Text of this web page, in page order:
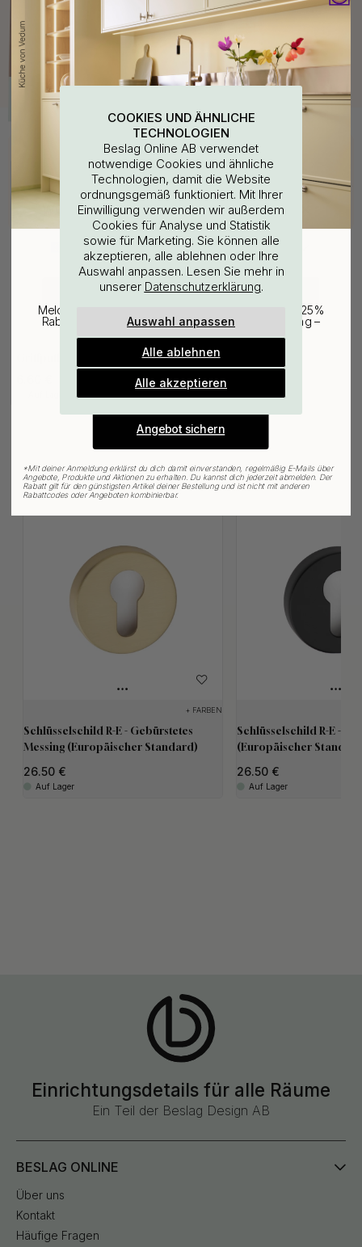
Kaufen Sie zusammen mit
22
Griffpuffer - Schwarz 3 Stk.
Verwandte Produkte
+ FARBEN
Schlüsselschild R-E - Gebürstetes
Messing (Europäischer Standard)
26.50
Auf Lager
Schlüsselschild R-E -
(Europäischer
26.50
Auf Lager
Einrichtungsdetails für alle Räume
Ein Teil der Beslag Design AB
BESLAG ONLINE
Über uns
Kontakt
Häufige Fragen
COOKIES UND ÄHNLICHE
TECHNOLOGIEN
Beslag Online AB verwendet
notwendige Cookies und ähnliche
Technologien, damit die Website
ordnungsgemäß funktioniert. Mit Ihrer
Einwilligung verwenden wir außerdem
Cookies für Analyse und Statistik
sowie für Marketing. Sie können alle
akzeptieren, alle ablehnen oder Ihre
Auswahl anpassen. Lesen Sie mehr in
unserer Datenschutzerklärung.
Auswahl anpassen
Alle ablehnen
Alle akzeptieren
WOULD YOU RATHER VISIT?
EU
CHANGE COUNTRY
25% Rabatt auf deinen
günstigsten Artikel
Melde dich für unseren Newsletter an und erhalte 25%
Rabatt auf den günstigsten Artikel deiner Bestellung –
plus Inspiration und exklusive Angebote.
Gültig bis zum 31. August
Angebot sichern
*Mit deiner Anmeldung erklärst du dich damit einverstanden, regelmäßig E-Mails über
Angebote, Produkte und Aktionen zu erhalten. Du kannst dich jederzeit abmelden. Der
Rabatt gilt für den günstigsten Artikel deiner Bestellung und ist nicht mit anderen
Rabattcodes oder Angeboten kombinierbar.